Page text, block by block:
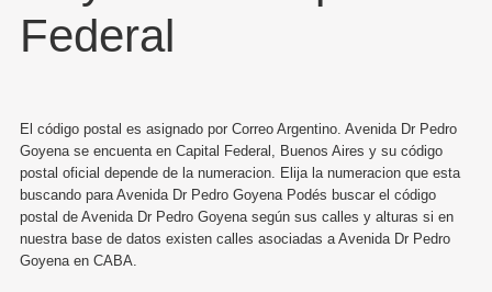
Federal
El código postal es asignado por Correo Argentino. Avenida Dr Pedro
Goyena se encuenta en Capital Federal, Buenos Aires y su código
postal oficial depende de la numeracion. Elija la numeracion que esta
buscando para Avenida Dr Pedro Goyena Podés buscar el código
postal de Avenida Dr Pedro Goyena según sus calles y alturas si en
nuestra base de datos existen calles asociadas a Avenida Dr Pedro
Goyena en CABA.